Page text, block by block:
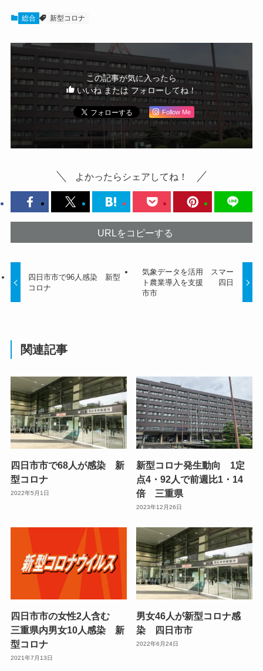
総合 新型コロナ
この記事が気に入ったら
いいね または フォローしてね！
Follow Me
よかったらシェアしてね！
URLをコピーする
四日市市で96人感染 新型
コロナ
気象データを活用 スマー
ト農業導入を支援 四日
市市
関連記事
四日市市で68人が感染 新
型コロナ
2022年5月1日
新型コロナ発生動向 1定
点4・92人で前週比1・14
倍 三重県
2023年12月26日
四日市市の女性2人含む
三重県内男女10人感染 新
型コロナ
2021年7月13日
男女46人が新型コロナ感
染 四日市市
2022年6月24日